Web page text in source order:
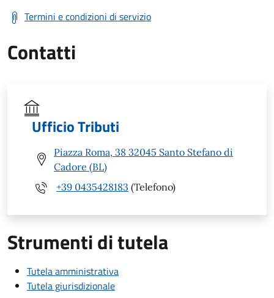
Termini e condizioni di servizio
Contatti
Ufficio Tributi
Piazza Roma, 38 32045 Santo Stefano di
Cadore (BL)
+39 0435428183 (Telefono)
Strumenti di tutela
Tutela amministrativa
Tutela giurisdizionale